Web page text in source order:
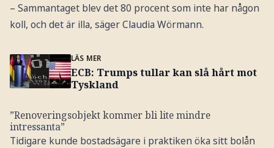
– Sammantaget blev det 80 procent som inte har någon
koll, och det är illa, säger Claudia Wörmann.
LÄS MER
ECB: Trumps tullar kan slå hårt mot
Tyskland
”Renoveringsobjekt kommer bli lite mindre
intressanta”
Tidigare kunde bostadsägare i praktiken öka sitt bolån